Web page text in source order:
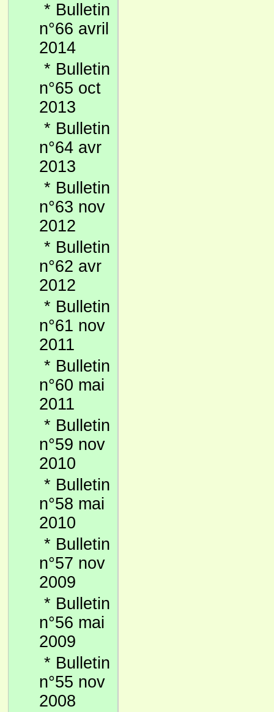
* Bulletin
n°66 avril
2014
* Bulletin
n°65 oct
2013
* Bulletin
n°64 avr
2013
* Bulletin
n°63 nov
2012
* Bulletin
n°62 avr
2012
* Bulletin
n°61 nov
2011
* Bulletin
n°60 mai
2011
* Bulletin
n°59 nov
2010
* Bulletin
n°58 mai
2010
* Bulletin
n°57 nov
2009
* Bulletin
n°56 mai
2009
* Bulletin
n°55 nov
2008